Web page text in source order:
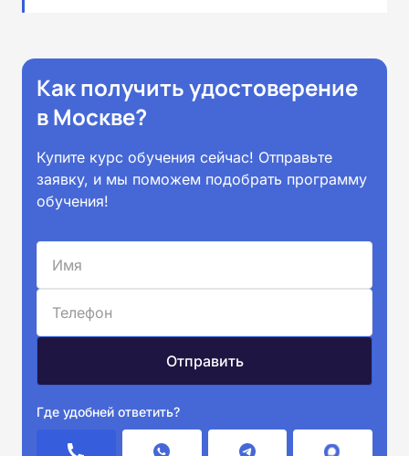
Как получить удостоверение
в Москве?
Купите курс обучения сейчас! Отправьте
заявку, и мы поможем подобрать программу
обучения!
Где удобней ответить?